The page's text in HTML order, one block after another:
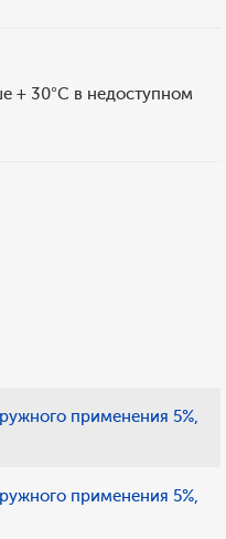
+ 30°С в недоступном
применения 5%,
применения 5%,